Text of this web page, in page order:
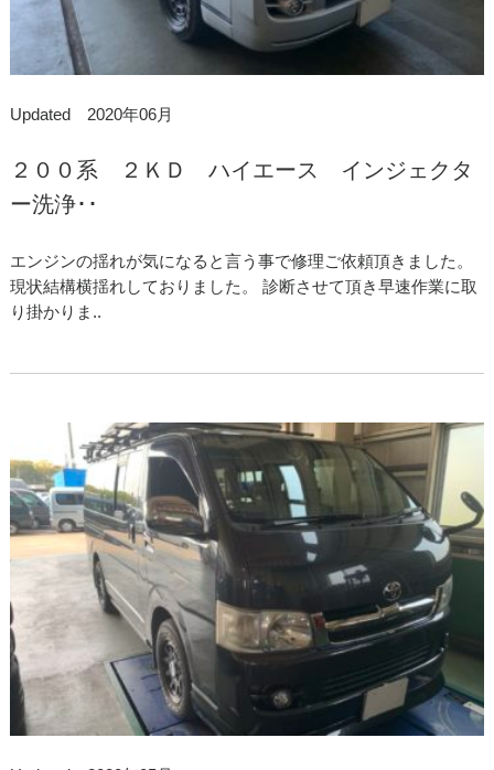
Updated 2020年06月
２００系 ２ＫＤ ハイエース インジェクタ
ー洗浄･･
エンジンの揺れが気になると言う事で修理ご依頼頂きました。
現状結構横揺れしておりました。 診断させて頂き早速作業に取
り掛かりま..